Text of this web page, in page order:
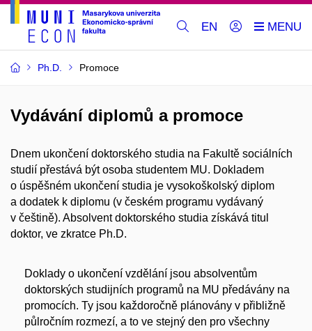
EN
Ph.D. Promoce
Vydávání diplomů a promoce
Dnem ukončení doktorského studia na Fakultě sociálních
studií přestává být osoba studentem MU. Dokladem
o úspěšném ukončení studia je vysokoškolský diplom
a dodatek k diplomu (v českém programu vydávaný
v češtině). Absolvent doktorského studia získává titul
doktor, ve zkratce Ph.D.
Doklady o ukončení vzdělání jsou absolventům
doktorských studijních programů na MU předávány na
promocích. Ty jsou každoročně plánovány v přibližně
půlročním rozmezí, a to ve stejný den pro všechny